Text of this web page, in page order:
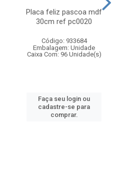
Placa feliz pascoa mdf
30cm ref pc0020
Código: 933684
Embalagem: Unidade
Caixa Com: 96 Unidade(s)
Faça seu login ou
cadastre-se para
comprar.